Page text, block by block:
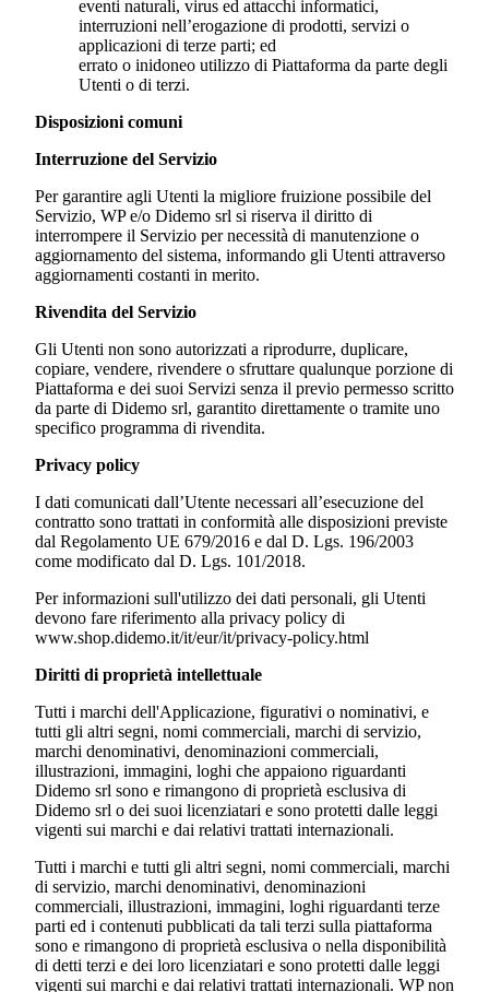
eventi naturali, virus ed attacchi informatici,
interruzioni nell’erogazione di prodotti, servizi o
applicazioni di terze parti; ed
errato o inidoneo utilizzo di Piattaforma da parte degli
Utenti o di terzi.
Disposizioni comuni
Interruzione del Servizio
Per garantire agli Utenti la migliore fruizione possibile del
Servizio, WP e/o Didemo srl si riserva il diritto di
interrompere il Servizio per necessità di manutenzione o
aggiornamento del sistema, informando gli Utenti attraverso
aggiornamenti costanti in merito.
Rivendita del Servizio
Gli Utenti non sono autorizzati a riprodurre, duplicare,
copiare, vendere, rivendere o sfruttare qualunque porzione di
Piattaforma e dei suoi Servizi senza il previo permesso scritto
da parte di Didemo srl, garantito direttamente o tramite uno
specifico programma di rivendita.
Privacy policy
I dati comunicati dall’Utente necessari all’esecuzione del
contratto sono trattati in conformità alle disposizioni previste
dal Regolamento UE 679/2016 e dal D. Lgs. 196/2003
come modificato dal D. Lgs. 101/2018.
Per informazioni sull'utilizzo dei dati personali, gli Utenti
devono fare riferimento alla privacy policy di
www.shop.didemo.it/it/eur/it/privacy-policy.html
Diritti di proprietà intellettuale
Tutti i marchi dell'Applicazione, figurativi o nominativi, e
tutti gli altri segni, nomi commerciali, marchi di servizio,
marchi denominativi, denominazioni commerciali,
illustrazioni, immagini, loghi che appaiono riguardanti
Didemo srl sono e rimangono di proprietà esclusiva di
Didemo srl o dei suoi licenziatari e sono protetti dalle leggi
vigenti sui marchi e dai relativi trattati internazionali.
Tutti i marchi e tutti gli altri segni, nomi commerciali, marchi
di servizio, marchi denominativi, denominazioni
commerciali, illustrazioni, immagini, loghi riguardanti terze
parti ed i contenuti pubblicati da tali terzi sulla piattaforma
sono e rimangono di proprietà esclusiva o nella disponibilità
di detti terzi e dei loro licenziatari e sono protetti dalle leggi
vigenti sui marchi e dai relativi trattati internazionali. WP non